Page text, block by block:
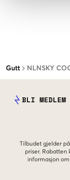
Gutt NLNSKY
BLI
Tilbudet gjelder
priser. Rabatten
informasjon